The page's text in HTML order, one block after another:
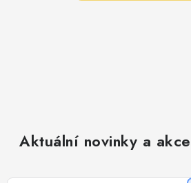
Aktuální novinky a